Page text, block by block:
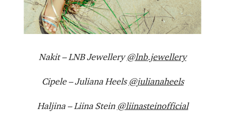
Nakit – LNB Jewellery@lnb.jewellery
Cipele – Juliana Heels@julianaheels
Haljina – Liina Stein @liinasteinofficial